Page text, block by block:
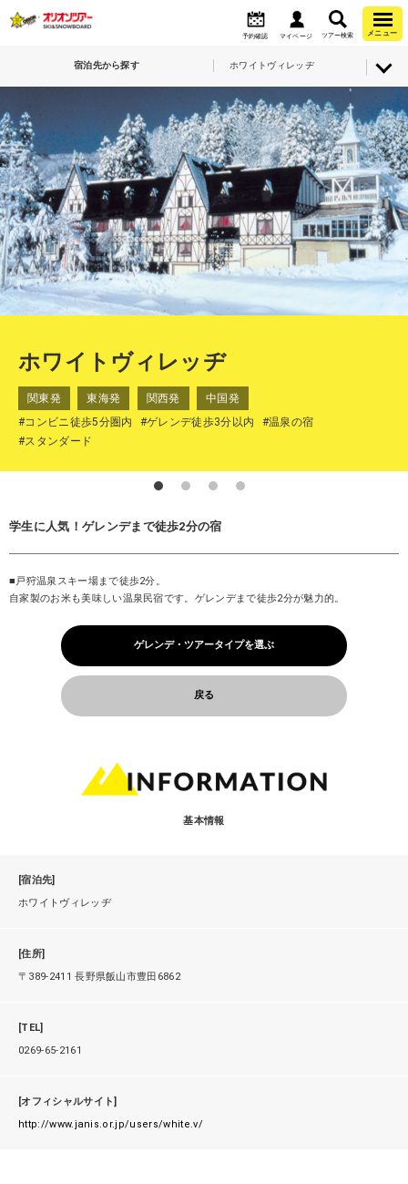
予約確認 マイページ ツアー検索 メニュー
宿泊先から探す ホワイトヴィレッヂ
ホワイトヴィレッヂ
関東発 東海発 関西発
中国発
#コンビニ徒歩5分圏内
#ゲレンデ徒歩3分以内
#温泉の宿
#スタンダード
学生に人気！ゲレンデまで徒歩2分の宿
■戸狩温泉スキー場まで徒歩2分。
自家製のお米も美味しい温泉民宿です。ゲレンデまで徒歩2分が魅力的。
ゲレンデ・ツアータイプを選ぶ
戻る
基本情報
[宿泊先]
ホワイトヴィレッヂ
[住所]
〒389-2411 長野県飯山市豊田6862
[TEL]
0269-65-2161
[オフィシャルサイト]
http://www.janis.or.jp/users/white.v/